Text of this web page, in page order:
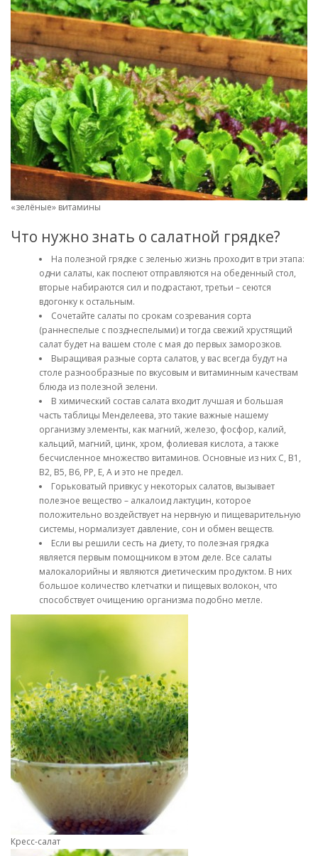
«зелёные» витамины
Что нужно знать о салатной грядке?
На полезной грядке с зеленью жизнь проходит в три этапа:
одни салаты, как поспеют отправляются на обеденный стол,
вторые набираются сил и подрастают, третьи – сеются
вдогонку к остальным.
Сочетайте салаты по срокам созревания сорта
(раннеспелые с позднеспелыми) и тогда свежий хрустящий
салат будет на вашем столе с мая до первых заморозков.
Выращивая разные сорта салатов, у вас всегда будут на
столе разнообразные по вкусовым и витаминным качествам
блюда из полезной зелени.
В химический состав салата входит лучшая и большая
часть таблицы Менделеева, это такие важные нашему
организму элементы, как магний, железо, фосфор, калий,
кальций, магний, цинк, хром, фолиевая кислота, а также
бесчисленное множество витаминов. Основные из них С, B1,
B2, B5, B6, PP, E, A и это не предел.
Горьковатый привкус у некоторых салатов, вызывает
полезное вещество – алкалоид лактуцин, которое
положительно воздействует на нервную и пищеварительную
системы, нормализует давление, сон и обмен веществ.
Если вы решили сесть на диету, то полезная грядка
является первым помощником в этом деле. Все салаты
малокалорийны и являются диетическим продуктом. В них
большое количество клетчатки и пищевых волокон, что
способствует очищению организма подобно метле.
Кресс-салат